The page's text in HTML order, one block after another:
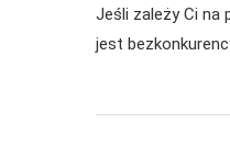
Jeśli zależy Ci na
jest